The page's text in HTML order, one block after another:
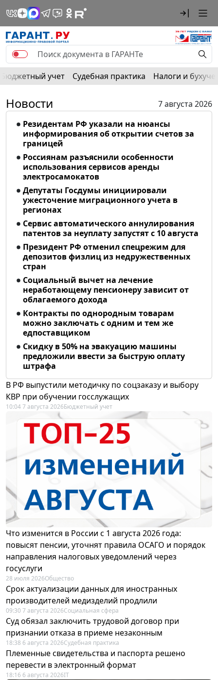
Бюджетный учет Судебная практика Налоги и
Новости
7 августа 2026
Резидентам РФ указали на нюансы
информирования об открытии счетов за
границей
Россиянам разъяснили особенности
использования сервисов аренды
электросамокатов
Депутаты Госдумы инициировали
ужесточение миграционного учета в
регионах
Сервис автоматического аннулирования
патентов за неуплату запустят с 10 августа
Президент РФ отменил спецрежим для
депозитов физлиц из недружественных
стран
Социальный вычет на лечение
неработающему пенсионеру зависит от
облагаемого дохода
Контракты по однородным товарам
можно заключать с одним и тем же
едпоставщиком
Скидку в 50% на эвакуацию машины
предложили ввести за быструю оплату
штрафа
В РФ выпустили методичку по соцзаказу и выбору
КВР при обучении госслужащих
10:04 7 августа 2026Бюджетный учет
Что изменится в России с 1 августа 2026 года:
повысят пенсии, уточнят правила ОСАГО и порядок
направления налоговых уведомлений через
госуслуги
28 июля 2026Общество
Срок актуализации данных для иностранных
производителей медизделий продлили
09:30 7 августа 2026Социальная сфера
Суд обязал заключить трудовой договор при
признании отказа в приеме незаконным
18:38 6 августа 2026Судебная практика
Племенные свидетельства и паспорта решено
перевести в электронный формат
18:16 6 августа 2026IT